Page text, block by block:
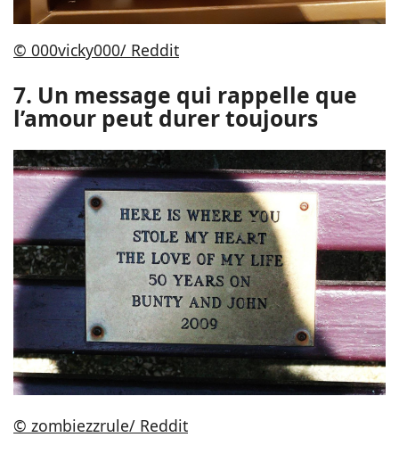
© 000vicky000/ Reddit
7. Un message qui rappelle que
l’amour peut durer toujours
© zombiezzrule/ Reddit